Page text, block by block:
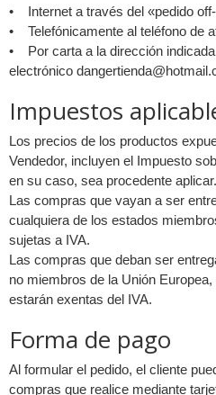
• Internet a través del «pedido
• Telefónicamente al teléfono de
• Por carta a la dirección
electrónico
Impuestos
Los precios de los productos
Vendedor, incluyen el Impuesto
en su caso, sea procedente aplicar.
Las compras que vayan a ser
cualquiera de los estados
sujetas a IVA.
Las compras que deban ser
no miembros de la Unión
estarán exentas del IVA.
Forma de pago
Al formular el pedido, el cliente
compras que realice mediante